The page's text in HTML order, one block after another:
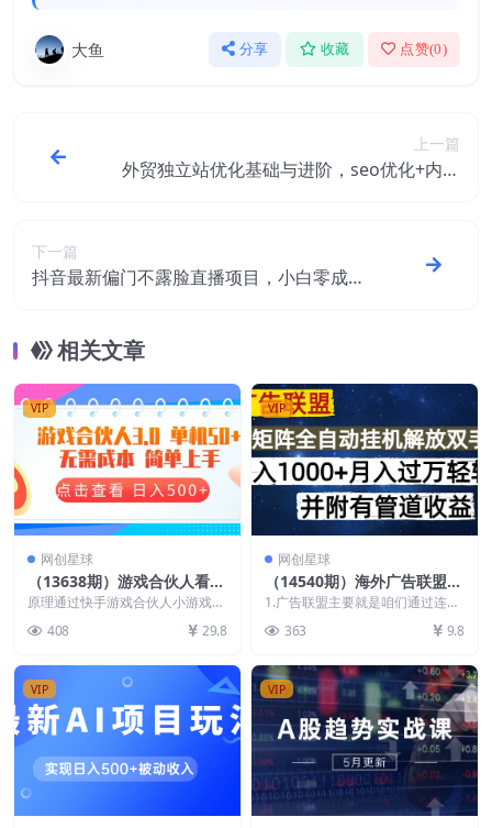
大鱼 分享 收藏 点赞(0)
上一篇
外贸独立站优化基础与进阶，seo优化+内容
下一篇
抖音最新偏门不露脸直播项目，小白零成本
相关文章
VIP
网创星球
（13638期）游戏合伙人看广
告3.0 单机50 日入500+无需
原理通过快手游戏合伙人小游戏看
只需要点广告即可...
408 29.8
VIP
网创星球
（14540期）海外广告联盟每
天几分钟日入1000+无脑操
作，可矩阵并附有管道收益
1.广告联盟主要就是咱们通过连接
通过在自己的网站嫁...
363 9.8
VIP VIP